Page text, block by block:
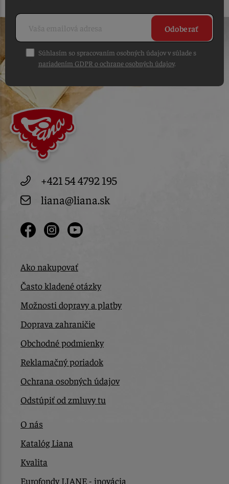
Odoberať
Súhlasím so spracovaním osobných údajov v súlade s
nariadením GDPR o ochrane osobných údajov.
+421 54 4792 195
liana@liana.sk
Ako nakupovať
Často kladené otázky
Možnosti dopravy a platby
Doprava zahraničie
Obchodné podmienky
Reklamačný poriadok
Ochrana osobných údajov
Odstúpiť od zmluvy tu
O nás
Katalóg Liana
Kvalita
Eurofondy LIANE - inovácia